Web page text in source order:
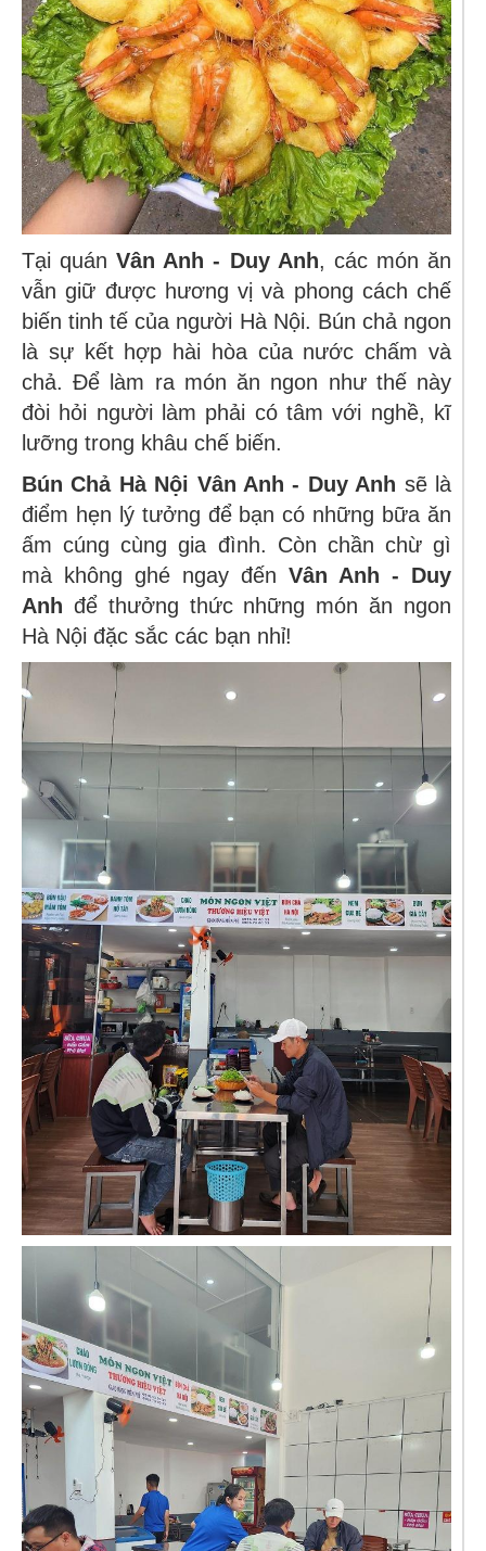
Tại quánVân Anh - Duy Anh, các món ăn
vẫn giữ được hương vị và phong cách chế
biến tinh tế của người Hà Nội. Bún chả ngon
là sự kết hợp hài hòa của nước chấm và
chả. Để làm ra món ăn ngon như thế này
đòi hỏi người làm phải có tâm với nghề, kĩ
lưỡng trong khâu chế biến.
Bún Chả Hà Nội Vân Anh - Duy Anh sẽ là
điểm hẹn lý tưởng để bạn có những bữa ăn
ấm cúng cùng gia đình. Còn chần chừ gì
mà không ghé ngay đến Vân Anh - Duy
Anh để thưởng thức những món ăn ngon
Hà Nội đặc sắc các bạn nhỉ!